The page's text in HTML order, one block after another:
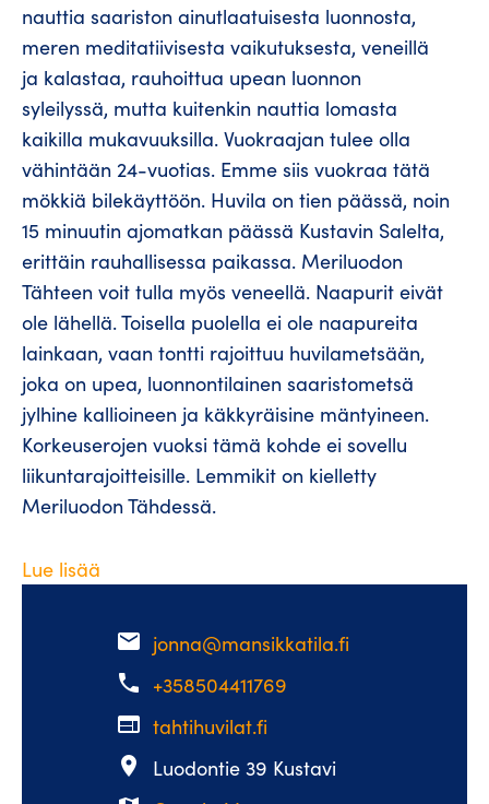
nauttia saariston ainutlaatuisesta luonnosta,
meren meditatiivisesta vaikutuksesta, veneillä
ja kalastaa, rauhoittua upean luonnon
syleilyssä, mutta kuitenkin nauttia lomasta
kaikilla mukavuuksilla. Vuokraajan tulee olla
vähintään 24-vuotias. Emme siis vuokraa tätä
mökkiä bilekäyttöön. Huvila on tien päässä, noin
15 minuutin ajomatkan päässä Kustavin Salelta,
erittäin rauhallisessa paikassa. Meriluodon
Tähteen voit tulla myös veneellä. Naapurit eivät
ole lähellä. Toisella puolella ei ole naapureita
lainkaan, vaan tontti rajoittuu huvilametsään,
joka on upea, luonnontilainen saaristometsä
jylhine kallioineen ja käkkyräisine mäntyineen.
Korkeuserojen vuoksi tämä kohde ei sovellu
liikuntarajoitteisille. Lemmikit on kielletty
Meriluodon Tähdessä.
Lue lisää
email jonna@mansikkatila.fi
phone +358504411769
web tahtihuvilat.fi
place
Luodontie 39 Kustavi